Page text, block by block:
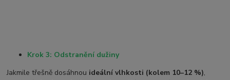
Krok 3: Odstranění dužiny
Jakmile třešně dosáhnou ideální vlhkosti (kolem 10–12 %),